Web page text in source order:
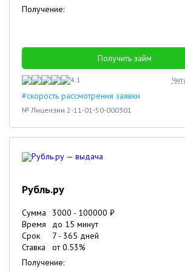
Получение:
Получить займ
4.1
#скорость рассмотрения заявки
№ Лицензии 2-11-01-50-000301
Рубль.ру
Сумма 3000 - 100000 ₽
Время
до 15 минут
Срок
7 - 365 дней
Ставка
от0.53%
Получение: